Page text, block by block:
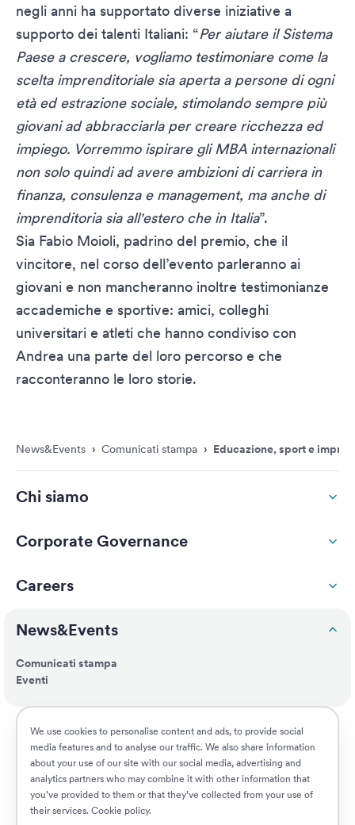
We use cookies to personalise content and ads, to provide social
media features and to analyse our traffic. We also share information
about your use of our site with our social media, advertising and
analytics partners who may combine it with other information that
you’ve provided to them or that they’ve collected from your use of
their services. Cookie policy.
negli anni ha supportato diverse iniziative a
supporto dei talenti Italiani: “Per aiutare il Sistema
Paese a crescere, vogliamo testimoniare come la
scelta imprenditoriale sia aperta a persone di ogni
età ed estrazione sociale, stimolando sempre più
giovani ad abbracciarla per creare ricchezza ed
impiego. Vorremmo ispirare gli MBA internazionali
non solo quindi ad avere ambizioni di carriera in
finanza, consulenza e management, ma anche di
imprenditoria sia all'estero che in Italia”.
Sia Fabio Moioli, padrino del premio, che il
vincitore, nel corso dell’evento parleranno ai
giovani e non mancheranno inoltre testimonianze
accademiche e sportive: amici, colleghi
universitari e atleti che hanno condiviso con
Andrea una parte del loro percorso e che
racconteranno le loro storie.
News&Events › Comunicati stampa › Educazione, sport e
Chi siamo
Corporate Governance
Careers
News&Events
Comunicati stampa
Eventi
ESG
Customers